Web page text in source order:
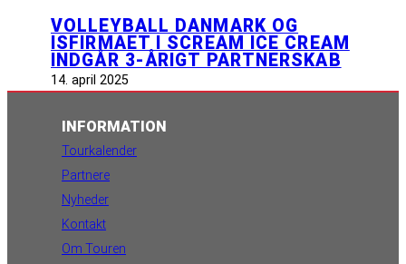
VOLLEYBALL DANMARK OG
ISFIRMAET I SCREAM ICE CREAM
INDGÅR 3-ÅRIGT PARTNERSKAB
14. april 2025
INFORMATION
Tourkalender
Partnere
Nyheder
Kontakt
Om Touren